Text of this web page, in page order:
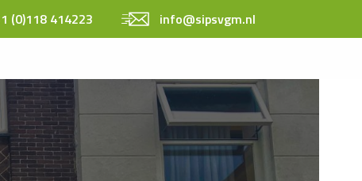
(0)118 414223 info@sipsvgm.nl